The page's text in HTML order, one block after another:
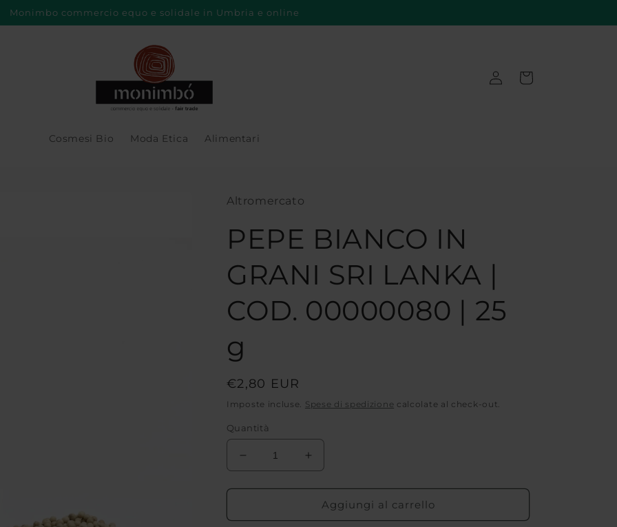
Monimbo commercio equo e solidale in Umbria e online
Cosmesi Bio Moda Etica Alimentari
Accedi Carrello
Altromercato
PEPE BIANCO IN
GRANI SRI LANKA |
COD. 00000080 | 25
g
Prezzo
di
€2,80 EUR
Imposte incluse. Spese di spedizione calcolate al check-out.
Quantità
Diminuisci
quantità
per
BIANCO
Aumenta
quantità
per
PEPE
BIANCO
Aggiungi al carrello